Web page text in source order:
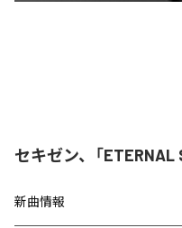
セキゼン、「
新曲情報